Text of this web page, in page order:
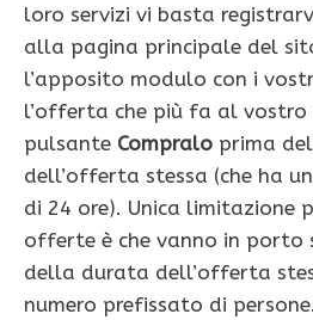
loro servizi vi basta
alla pagina principale del
l’apposito modulo con i
l’offerta che più fa al vostro
pulsante Compralo prima
dell’offerta stessa (che ha
di 24 ore). Unica limitazione
offerte è che vanno in porto
della durata dell’offerta
numero prefissato di persone.